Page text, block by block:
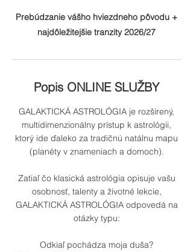
Prebúdzanie vášho hviezdneho pôvodu +
najdôležitejšie tranzity 2026/27
Popis ONLINE SLUŽBY
GALAKTICKÁ ASTROLÓGIA je rozšírený,
multidimenzionálny prístup k astrológii,
ktorý ide ďaleko za tradičnú natálnu mapu
(planéty v znameniach a domoch).
Zatiaľ čo klasická astrológia opisuje vašu
osobnosť, talenty a životné lekcie,
GALAKTICKÁ ASTROLÓGIA odpovedá na
otázky typu:
Odkiaľ pochádza moja duša?